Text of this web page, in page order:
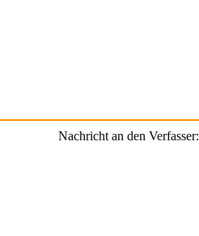
Nachricht an den Verfasser: